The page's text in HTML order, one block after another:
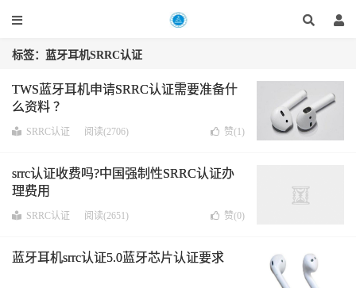
标签：蓝牙耳机SRRC认证
TWS蓝牙耳机申请SRRC认证需要准备什
么资料 ？
SRRC认证 阅读(2706) 赞(1)
srrc认证收费吗?中国强制性SRRC认证办
理费用
SRRC认证 阅读(2651) 赞(0)
蓝牙耳机srrc认证5.0蓝牙芯片认证要求